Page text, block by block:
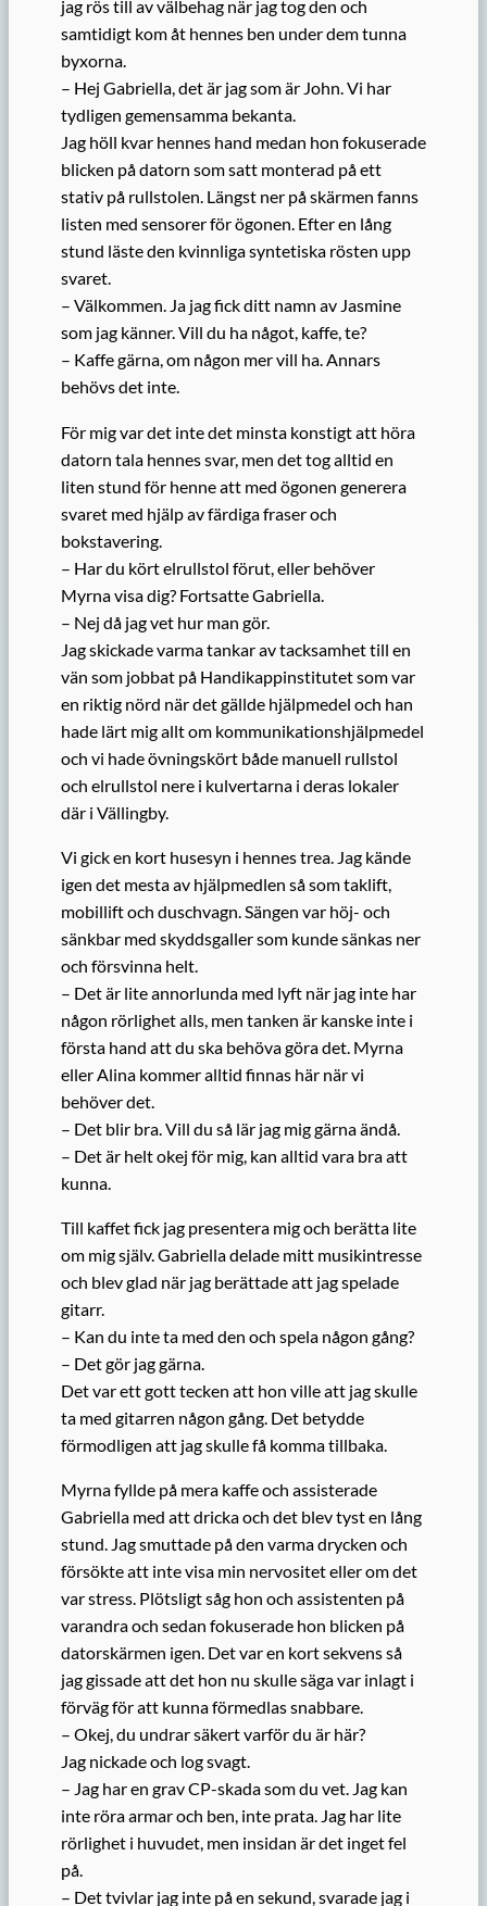
jag rös till av välbehag när jag tog den och
samtidigt kom åt hennes ben under dem tunna
byxorna.
– Hej Gabriella, det är jag som är John. Vi har
tydligen gemensamma bekanta.
Jag höll kvar hennes hand medan hon fokuserade
blicken på datorn som satt monterad på ett
stativ på rullstolen. Längst ner på skärmen fanns
listen med sensorer för ögonen. Efter en lång
stund läste den kvinnliga syntetiska rösten upp
svaret.
– Välkommen. Ja jag fick ditt namn av Jasmine
som jag känner. Vill du ha något, kaffe, te?
– Kaffe gärna, om någon mer vill ha. Annars
behövs det inte.
För mig var det inte det minsta konstigt att höra
datorn tala hennes svar, men det tog alltid en
liten stund för henne att med ögonen generera
svaret med hjälp av färdiga fraser och
bokstavering.
– Har du kört elrullstol förut, eller behöver
Myrna visa dig? Fortsatte Gabriella.
– Nej då jag vet hur man gör.
Jag skickade varma tankar av tacksamhet till en
vän som jobbat på Handikappinstitutet som var
en riktig nörd när det gällde hjälpmedel och han
hade lärt mig allt om kommunikationshjälpmedel
och vi hade övningskört både manuell rullstol
och elrullstol nere i kulvertarna i deras lokaler
där i Vällingby.
Vi gick en kort husesyn i hennes trea. Jag kände
igen det mesta av hjälpmedlen så som taklift,
mobillift och duschvagn. Sängen var höj- och
sänkbar med skyddsgaller som kunde sänkas ner
och försvinna helt.
– Det är lite annorlunda med lyft när jag inte har
någon rörlighet alls, men tanken är kanske inte i
första hand att du ska behöva göra det. Myrna
eller Alina kommer alltid finnas här när vi
behöver det.
– Det blir bra. Vill du så lär jag mig gärna ändå.
– Det är helt okej för mig, kan alltid vara bra att
kunna.
Till kaffet fick jag presentera mig och berätta lite
om mig själv. Gabriella delade mitt musikintresse
och blev glad när jag berättade att jag spelade
gitarr.
– Kan du inte ta med den och spela någon gång?
– Det gör jag gärna.
Det var ett gott tecken att hon ville att jag skulle
ta med gitarren någon gång. Det betydde
förmodligen att jag skulle få komma tillbaka.
Myrna fyllde på mera kaffe och assisterade
Gabriella med att dricka och det blev tyst en lång
stund. Jag smuttade på den varma drycken och
försökte att inte visa min nervositet eller om det
var stress. Plötsligt såg hon och assistenten på
varandra och sedan fokuserade hon blicken på
datorskärmen igen. Det var en kort sekvens så
jag gissade att det hon nu skulle säga var inlagt i
förväg för att kunna förmedlas snabbare.
– Okej, du undrar säkert varför du är här?
Jag nickade och log svagt.
– Jag har en grav CP-skada som du vet. Jag kan
inte röra armar och ben, inte prata. Jag har lite
rörlighet i huvudet, men insidan är det inget fel
på.
– Det tvivlar jag inte på en sekund, svarade jag i